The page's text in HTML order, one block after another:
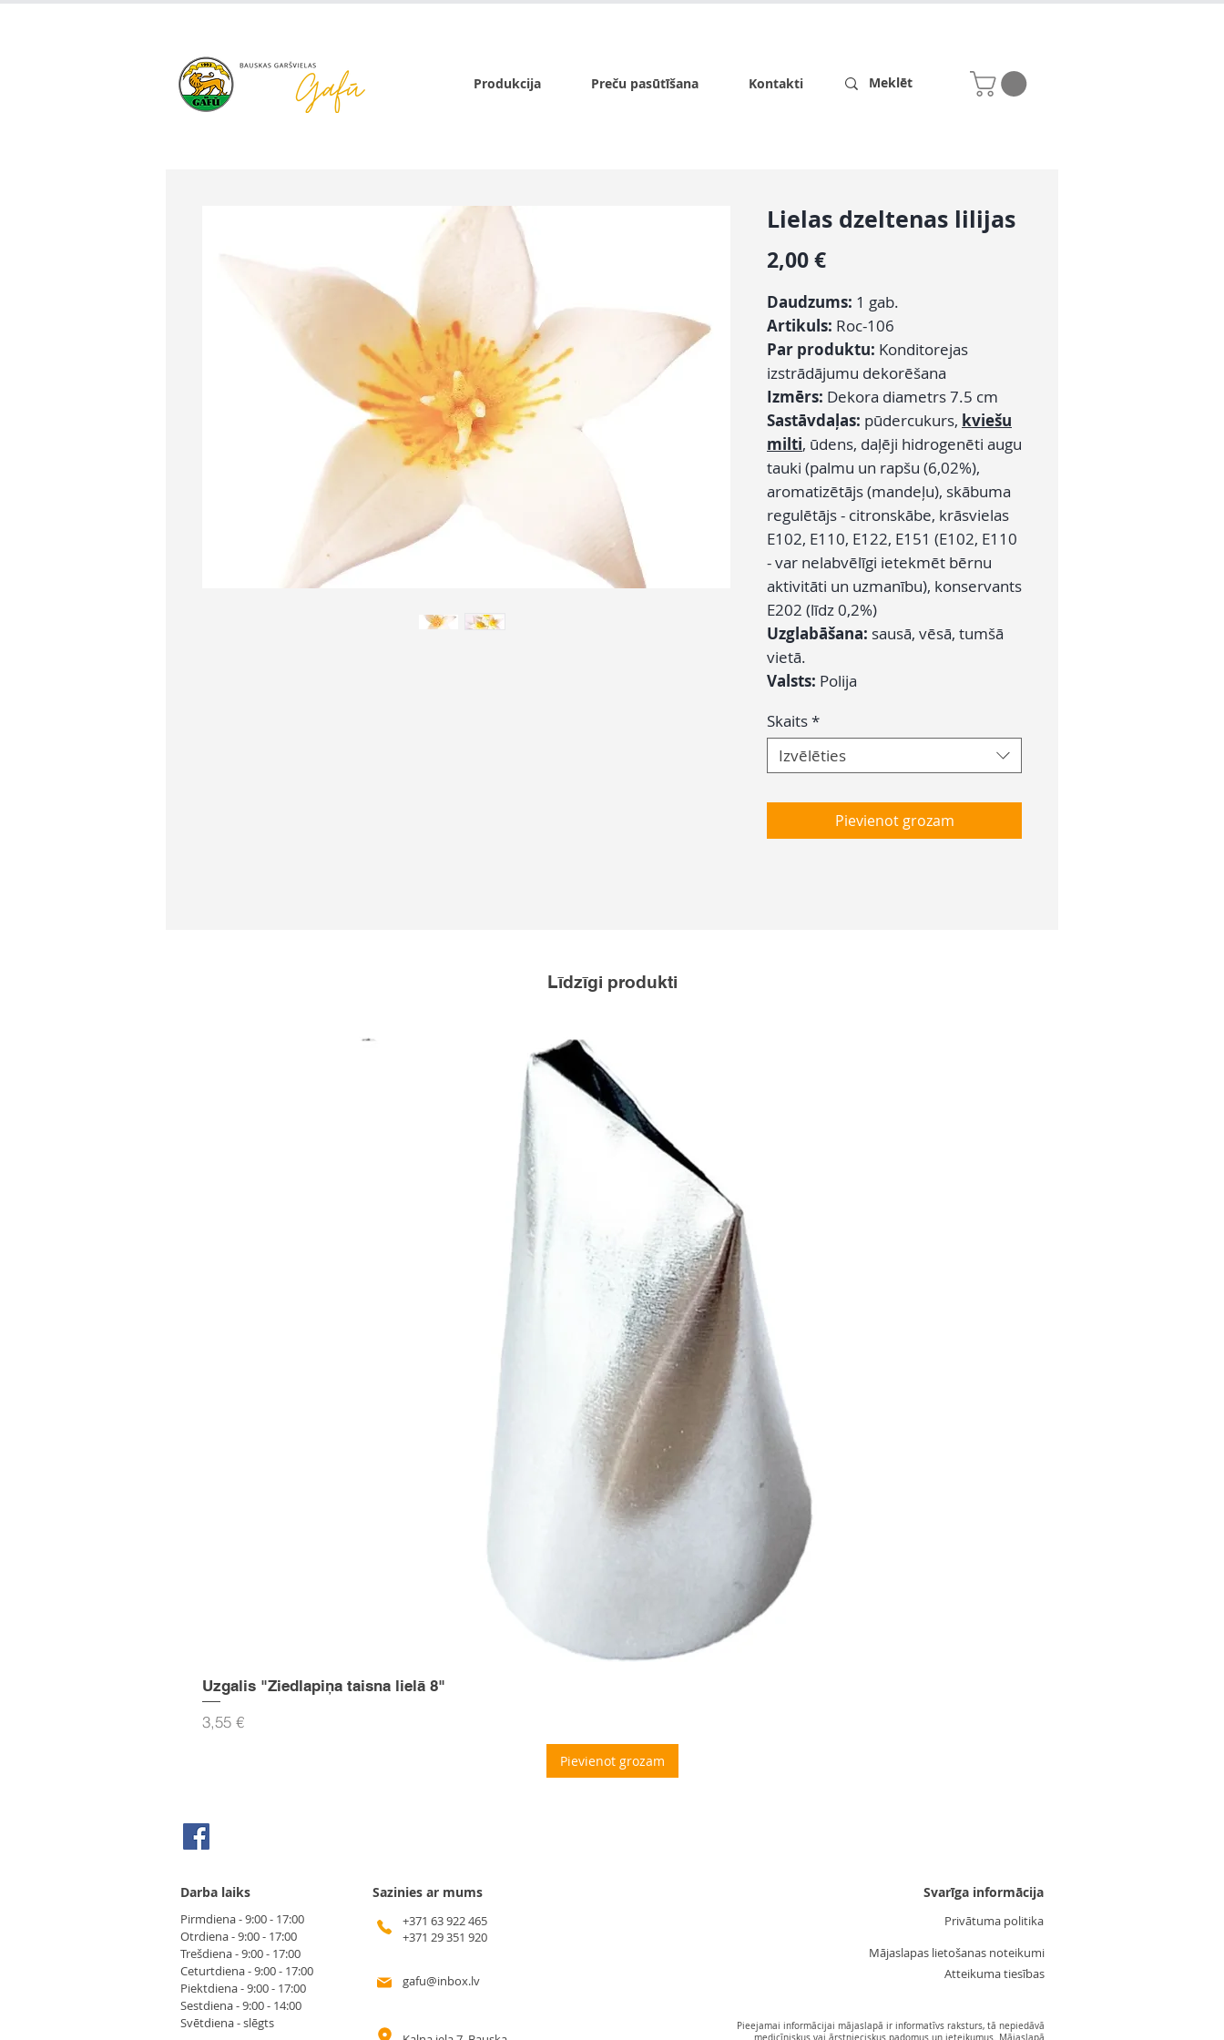
Produkcija Preču pasūtīšana Kontakti
Lielas dzeltenas lilijas
2,00 €Cena
Daudzums: 1 gab.
Artikuls: Roc-106
Par produktu: Konditorejas
izstrādājumu dekorēšana
Izmērs: Dekora diametrs 7.5 cm
Sastāvdaļas: pūdercukurs, kviešu
milti, ūdens, daļēji hidrogenēti augu
tauki (palmu un rapšu (6,02%),
aromatizētājs (mandeļu), skābuma
regulētājs - citronskābe, krāsvielas
E102, E110, E122, E151 (E102, E110
- var nelabvēlīgi ietekmēt bērnu
aktivitāti un uzmanību), konservants
E202 (līdz 0,2%)
Uzglabāšana: sausā, vēsā, tumšā
vietā.
Valsts: Polija
Skaits*
Izvēlēties
Pievienot grozam
Līdzīgi produkti
Uzgalis "Ziedlapiņa taisna lielā 8"
Cena
3,55 €
Pievienot grozam
Darba laiks
Pirmdiena - 9:00 - 17:00
Otrdiena - 9:00 - 17:00
Trešdiena - 9:00 - 17:00
Ceturtdiena - 9:00 - 17:00
Piektdiena - 9:00 - 17:00
Sestdiena - 9:00 - 14:00
Svētdiena - slēgts
Sazinies ar mums
+371 63 922 465
+371 29 351 920
gafu@inbox.lv
Svarīga informācija
Privātuma politika
Mājaslapas lietošanas noteikumi
Atteikuma tiesības
Pieejamai informācijai mājaslapā ir informatīvs raksturs, tā nepiedāvā
medicīniskus vai ārstnieciskus padomus un ieteikumus. Mājaslapā